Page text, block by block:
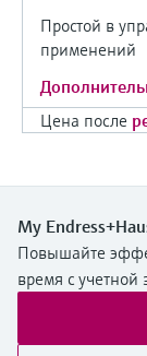
Простой в
применений
Цена после
My
Повышайте
время с